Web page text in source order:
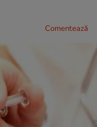
Comentează